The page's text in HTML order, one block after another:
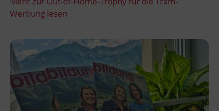
Werbung lesen